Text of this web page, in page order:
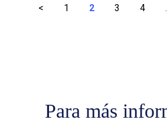
Paginación
< 1 2 3 4
Para más